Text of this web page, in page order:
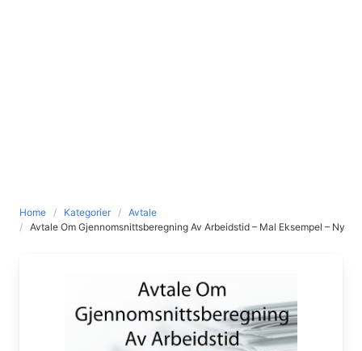
Home Kategorier
Avtale
Avtale Om Gjennomsnittsberegning Av Arbeidstid – Mal Eksempel – Ny